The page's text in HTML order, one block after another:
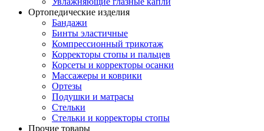
Ортопедические изделия
Бандажи
Бинты эластичные
Компрессионный трикотаж
Корректоры стопы и пальцев
Корсеты и корректоры осанки
Массажеры и коврики
Ортезы
Подушки и матрасы
Стельки
Стельки и корректоры стопы
Прочие товары